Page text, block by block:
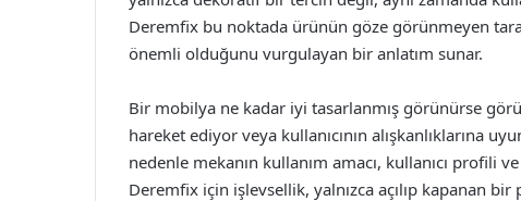
Deremfix bu noktada ürünün göze görünmeyen
önemli olduğunu vurgulayan bir anlatım sunar.
Bir mobilya ne kadar iyi tasarlanmış görünürse
hareket ediyor veya kullanıcının alışkanlıklarına
nedenle mekanın kullanım amacı, kullanıcı profili
Deremfix için işlevsellik, yalnızca açılıp kapanan